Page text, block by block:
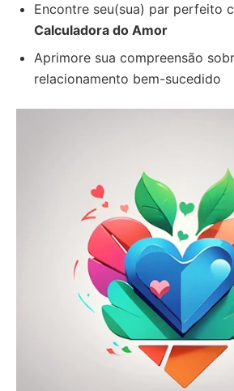
Encontre seu(sua) par perfeito
Calculadora do Amor
Aprimore sua compreensão
relacionamento bem-sucedido